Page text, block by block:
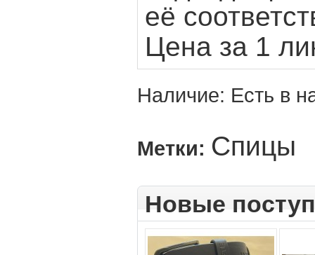
её
Цена за 1
Наличие: Есть в
Метки: Спицы
Новые